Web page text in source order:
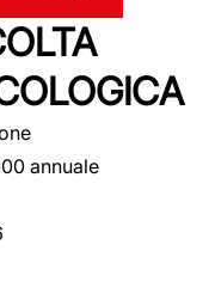
annuale